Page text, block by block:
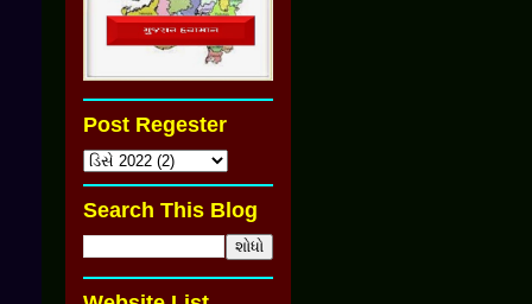
Post Regester
Search This Blog